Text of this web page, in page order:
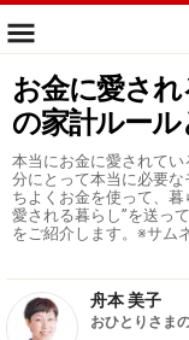
お金に愛さ
の家計ルール
本当にお金に愛されて
分にとって本当に必要
ちよくお金を使って、
愛される暮らし”を送っ
をご紹介します。※サム
舟本 美子
おひとりさま